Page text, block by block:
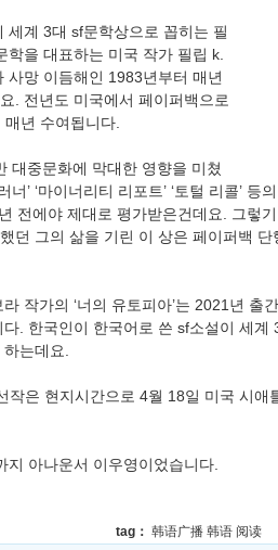
세계 3대 sf문학상으로 꼽히는 필
학을 대표하는 미국 작가 필립 k.
사망 이듬해인 1983년부터 매년
. 전년도 미국에서 페이퍼백으로
년 수여됩니다.
대중문화에 막대한 영향을 미쳤
너’ ‘마이너리티 리포트’ ‘토털 리콜’
전에야 제대로 평가받은건데요. 그렇
던 그의 삶을 기린 이 상은 페이퍼백
작가의 ‘너의 유토피아’는 2021년 출
. 한국인이 한국어로 쓴 sf소설이 세
는데요.
작은 현지시간으로 4월 18일 미국 시
지 아나운서 이우영이었습니다.
tag： 韩语广播 韩语 阅读